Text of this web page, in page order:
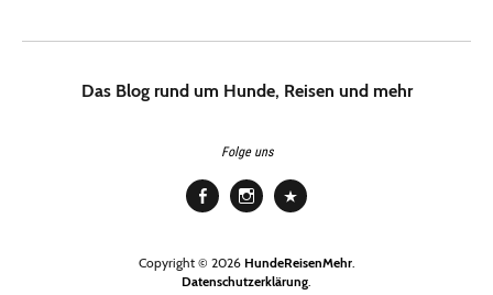
Das Blog rund um Hunde, Reisen und mehr
Folge uns
Copyright © 2026 HundeReisenMehr
Datenschutzerklärung